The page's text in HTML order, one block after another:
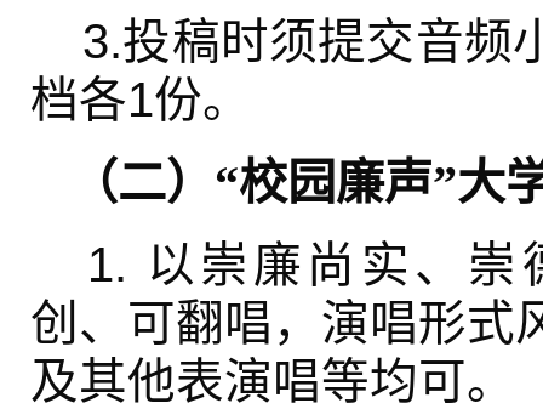
3.投稿时须提交音频
档各1份。
（二）“校园廉声”大
1. 以崇廉尚实、崇
创、可翻唱，演唱形式
及其他表演唱等均可。